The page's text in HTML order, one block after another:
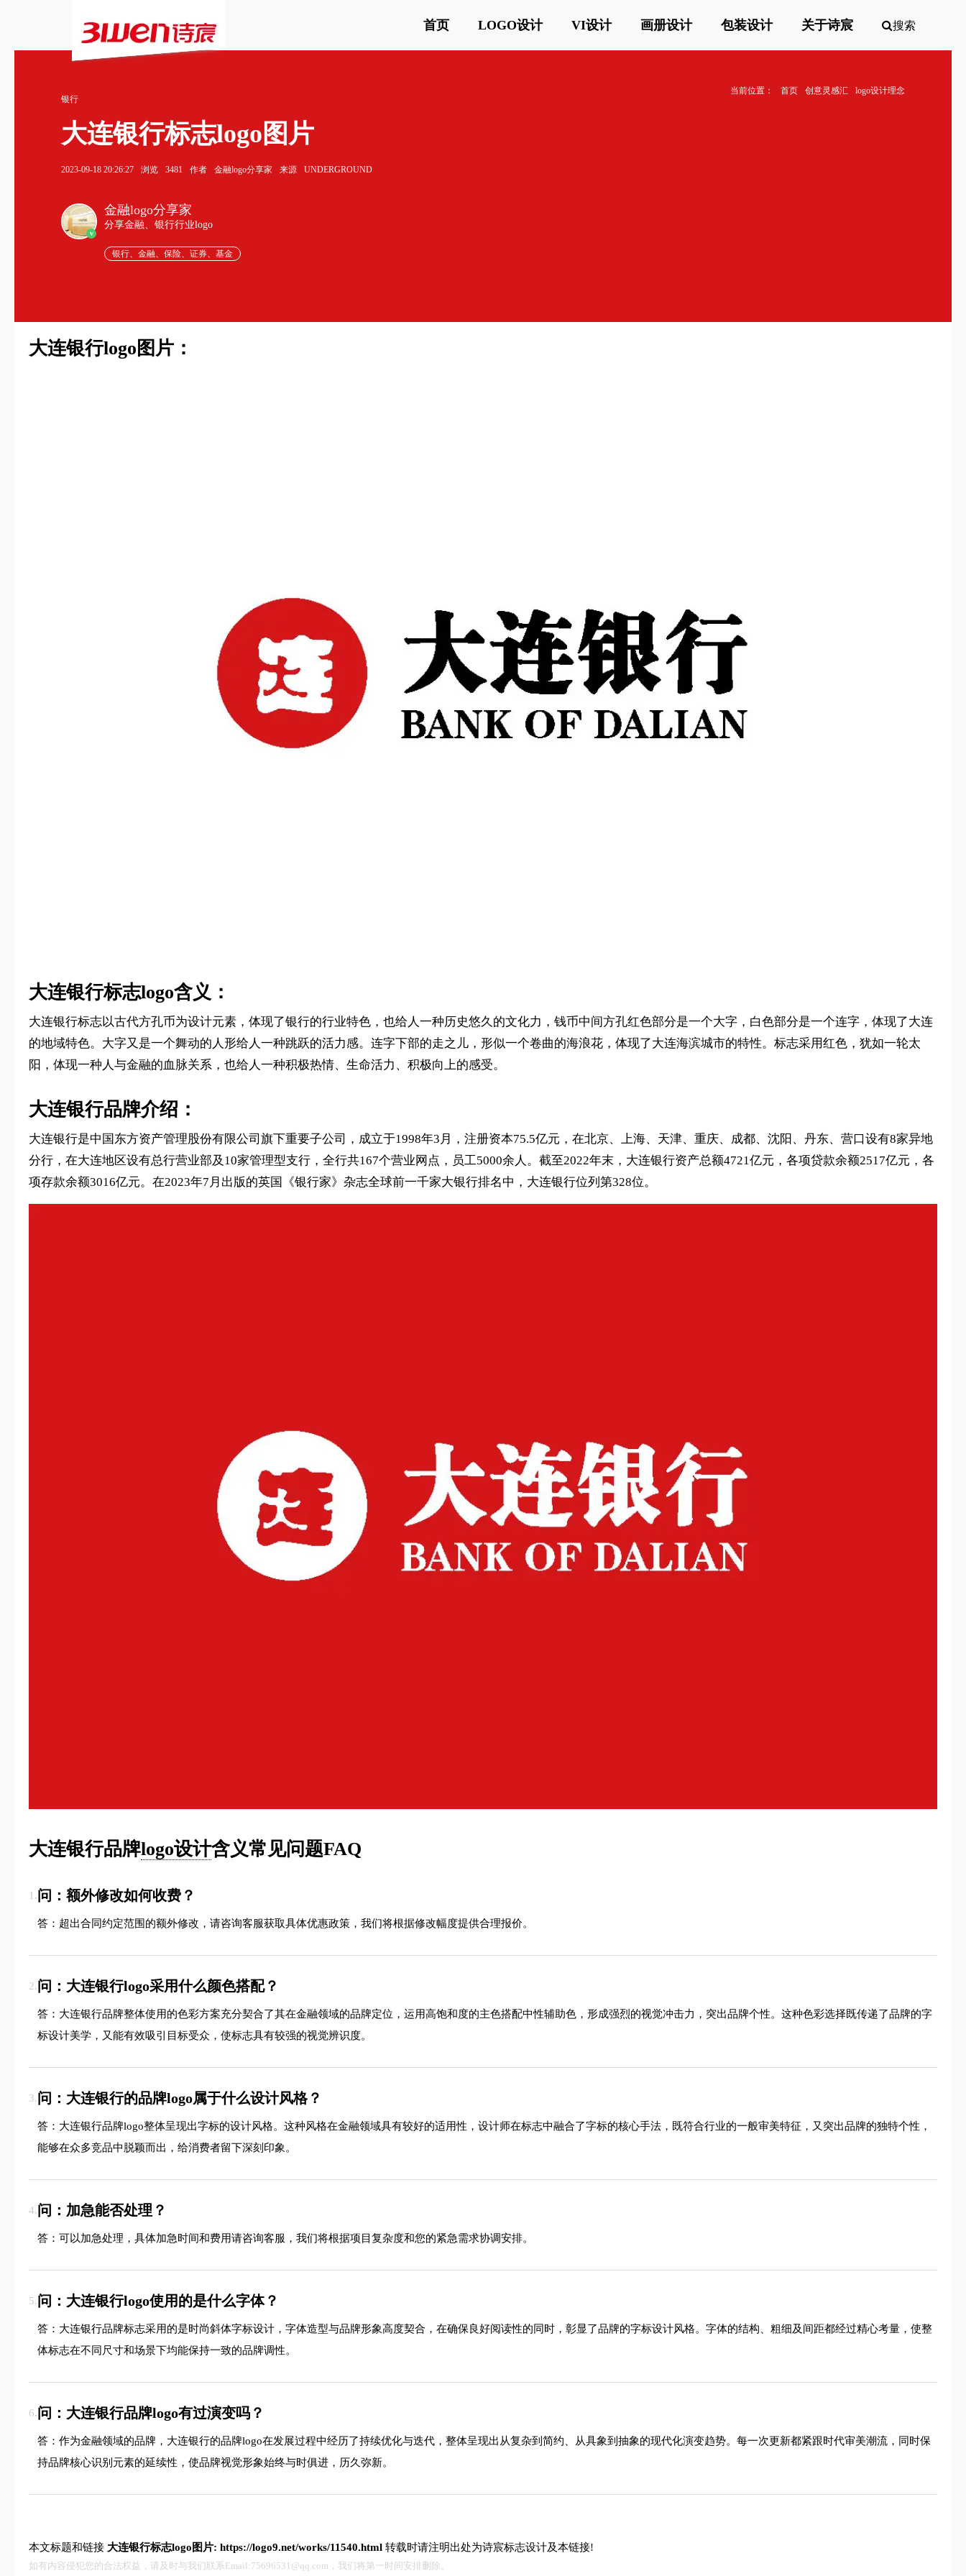
首页 LOGO设计 VI设计 画册设计 包装设计 关于诗宸 搜索
当前位置： 首页 创意灵感汇
logo设计理念
银行
大连银行标志logo图片
2023-09-18 20:26:27 浏览 3481 作者 金融logo分享家 来源 UNDERGROUND
v
金融logo分享家
分享金融、银行行业logo
银行、金融、保险、证券、基金
大连银行logo图片：
大连银行标志logo含义：
大连银行标志以古代方孔币为设计元素，体现了银行的行业特色，也给人一种历史悠久的文化力，钱币中间方孔红色部分是一个大字，白色部分是一个连字，体现了大连
的地域特色。大字又是一个舞动的人形给人一种跳跃的活力感。连字下部的走之儿，形似一个卷曲的海浪花，体现了大连海滨城市的特性。标志采用红色，犹如一轮太
阳，体现一种人与金融的血脉关系，也给人一种积极热情、生命活力、积极向上的感受。
大连银行品牌介绍：
大连银行是中国东方资产管理股份有限公司旗下重要子公司，成立于1998年3月，注册资本75.5亿元，在北京、上海、天津、重庆、成都、沈阳、丹东、营口设有8家异地
分行，在大连地区设有总行营业部及10家管理型支行，全行共167个营业网点，员工5000余人。截至2022年末，大连银行资产总额4721亿元，各项贷款余额2517亿元，各
项存款余额3016亿元。在2023年7月出版的英国《银行家》杂志全球前一千家大银行排名中，大连银行位列第328位。
大连银行品牌logo设计含义常见问题FAQ
1.问：额外修改如何收费？
答：超出合同约定范围的额外修改，请咨询客服获取具体优惠政策，我们将根据修改幅度提供合理报价。
2.问：大连银行logo采用什么颜色搭配？
答：大连银行品牌整体使用的色彩方案充分契合了其在金融领域的品牌定位，运用高饱和度的主色搭配中性辅助色，形成强烈的视觉冲击力，突出品牌个性。这种色彩选择既传递了品牌的字
标设计美学，又能有效吸引目标受众，使标志具有较强的视觉辨识度。
3.问：大连银行的品牌logo属于什么设计风格？
答：大连银行品牌logo整体呈现出字标的设计风格。这种风格在金融领域具有较好的适用性，设计师在标志中融合了字标的核心手法，既符合行业的一般审美特征，又突出品牌的独特个性，
能够在众多竞品中脱颖而出，给消费者留下深刻印象。
4.问：加急能否处理？
答：可以加急处理，具体加急时间和费用请咨询客服，我们将根据项目复杂度和您的紧急需求协调安排。
5.问：大连银行logo使用的是什么字体？
答：大连银行品牌标志采用的是时尚斜体字标设计，字体造型与品牌形象高度契合，在确保良好阅读性的同时，彰显了品牌的字标设计风格。字体的结构、粗细及间距都经过精心考量，使整
体标志在不同尺寸和场景下均能保持一致的品牌调性。
6.问：大连银行品牌logo有过演变吗？
答：作为金融领域的品牌，大连银行的品牌logo在发展过程中经历了持续优化与迭代，整体呈现出从复杂到简约、从具象到抽象的现代化演变趋势。每一次更新都紧跟时代审美潮流，同时保
持品牌核心识别元素的延续性，使品牌视觉形象始终与时俱进，历久弥新。
本文标题和链接 大连银行标志logo图片: https://logo9.net/works/11540.html 转载时请注明出处为诗宸标志设计及本链接!
如有内容侵犯您的合法权益，请及时与我们联系Email:75696531@qq.com，我们将第一时间安排删除。